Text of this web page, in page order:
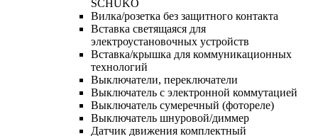
SCHUKO
Вилка/розетка без защитного контакта
Вставка светящаяся для
электроустановочных устройств
Вставка/крышка для коммуникационных
технологий
Выключатели, переключатели
Выключатель с электронной коммутацией
Выключатель сумеречный (фотореле)
Выключатель шнуровой/диммер
Датчик движения комплектный